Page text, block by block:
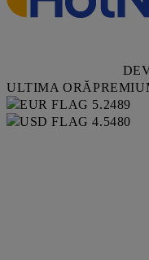
ULTIMA ORĂ
5.2489
4.5480